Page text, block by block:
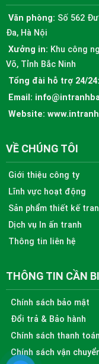
Văn phòng: Số 562
Đa, Hà Nội
Xưởng in: Khu công
Võ, Tỉnh Bắc Ninh
Tổng đài hỗ trợ 24/24:
Email:
Website:
VỀ CHÚNG TÔI
Giới thiệu công ty
Lĩnh vực hoạt động
Sản phẩm thiết kế
Dịch vụ In ấn tranh
Thông tin liên hệ
THÔNG TIN CẦN
Chính sách bảo mật
Đổi trả & Bảo hành
Chính sách thanh toán
Chính sách vận